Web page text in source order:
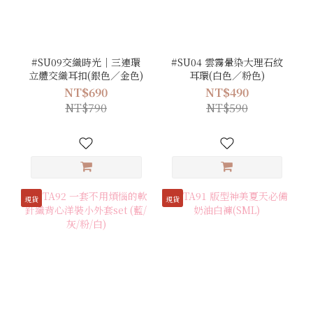
#SU09交織時光｜三連環
立體交織耳扣(銀色／金色)
NT$690
NT$790
#SU04 雲霧暈染大理石紋
耳環(白色／粉色)
NT$490
NT$590
現貨 現貨